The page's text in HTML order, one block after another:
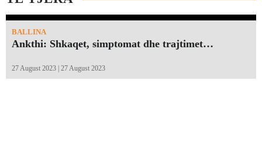
BALLINA
Ankthi: Shkaqet, simptomat dhe trajtimet…
27 August 2023 | 27 August 2023